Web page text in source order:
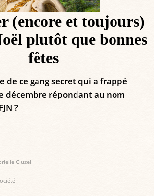
(encore et toujours)
plutôt que bonnes
fêtes
de ce gang secret qui a frappé
décembre répondant au nom
?
Cluzel